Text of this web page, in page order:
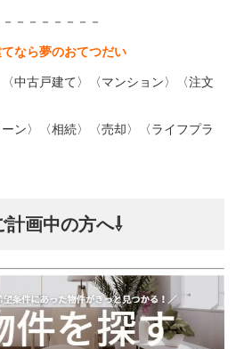
－－－－－－－
なら夢のおてつだい
〈中古戸建て〉〈マンション〉〈注文
ーン〉〈相続〉〈売却〉〈ライフプラ
計画中の方へ⇩